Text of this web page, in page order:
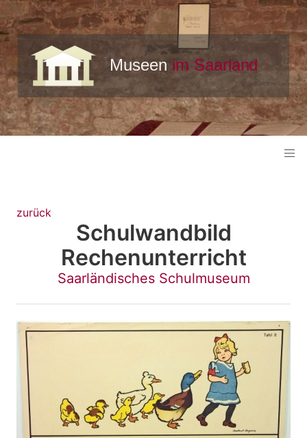
zurück
Schulwandbild
Rechenunterricht
Saarländisches Schulmuseum